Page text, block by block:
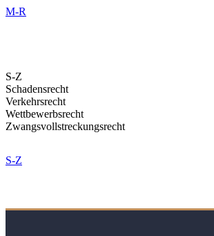
M-R
S-Z
Schadensrecht
Verkehrsrecht
Wettbewerbsrecht
Zwangsvollstreckungsrecht
S-Z